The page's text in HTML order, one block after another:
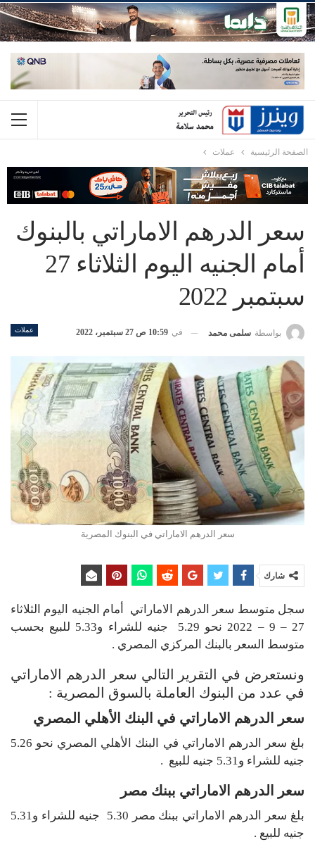
الصفحة الرئيسية عملات
سعر الدرهم الاماراتي بالبنوك
أمام الجنيه اليوم الثلاثاء 27
سبتمبر 2022
عملات بواسطة سلمى محمد في 10:59 ص 27 سبتمبر، 2022
سعر الدرهم الاماراتي في البنوك المصرية
شارك
سجل متوسط سعر الدرهم الاماراتي أمام الجنيه اليوم الثلاثاء
27 – 9 – 2022 نحو 5.29 جنيه للشراء و5.33 للبيع بحسب
متوسط السعر بالبنك المركزي المصري .
ونستعرض في التقرير التالي سعر الدرهم الاماراتي
في عدد من البنوك العاملة بالسوق المصرية :
سعر الدرهم الاماراتي في البنك الأهلي المصري
بلغ سعر الدرهم الاماراتي في البنك الأهلي المصري نحو 5.26
جنيه للشراء و5.31 جنيه للبيع .
سعر الدرهم الاماراتي ببنك مصر
بلغ سعر الدرهم الاماراتي ببنك مصر 5.30 جنيه للشراء و5.31
جنيه للبيع .